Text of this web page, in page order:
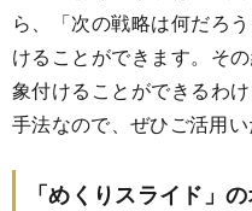
ら、「次の戦略は何だろ
けることができます。そ
象付けることができるわ
手法なので、ぜひご活用い
「めくりスライド」